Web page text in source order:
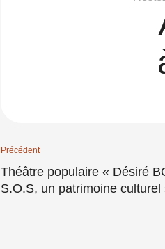
Précédent
Théâtre populaire « Désiré
S.O.S, un patrimoine culturel